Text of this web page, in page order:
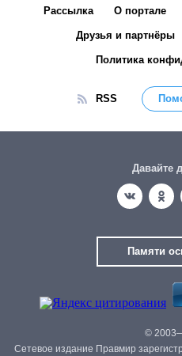
Рассылка О портале
Друзья и партнёры
Политика
RSS
Давайте
Памяти
©
Сетевое издание Правмир